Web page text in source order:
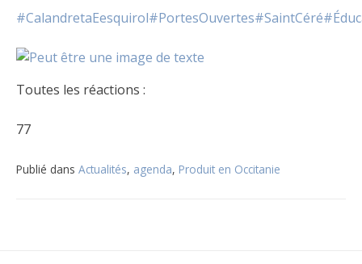
#CalandretaEesquirol#PortesOuvertes#SaintCéré
Toutes les réactions :
77
Publié dans Actualités, agenda, Produit en Occitanie